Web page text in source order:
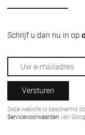
Schrijf u dan nu in op
Versturen
Deze website is beschermd
Servicevoorwaarden van